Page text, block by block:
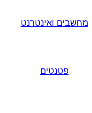
מחשבים ואינטרנט
פטנטים